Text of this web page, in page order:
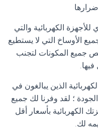
الكهربائية والتي
الأوساخ التي لا يستطيع
جميع المكونات لتجنب
.
الذين يبالغون في
؛ لقد وفرنا لك جميع
الكهربائية بأسعار أقل
لك.